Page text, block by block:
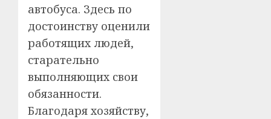
автобуса. Здесь по
достоинству оценили
работящих людей,
старательно
выполняющих свои
обязанности.
Благодаря хозяйству,